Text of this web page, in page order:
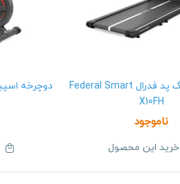
تردمیل واکینگ پد فدرال Federal Smart
X10FH
ناموجود
خرید این محصول